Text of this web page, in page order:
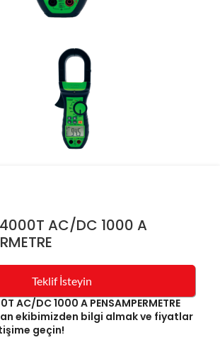
AC/DC 1000 A
Teklif İsteyin
AC/DC 1000 A PENSAMPERMETRE
ekibimizden bilgi almak ve fiyatlar
geçin!